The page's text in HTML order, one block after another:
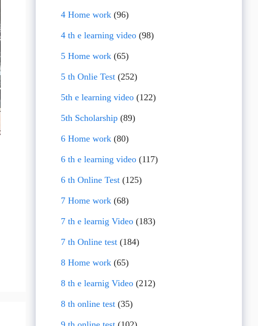
4 Home work(96)
4 th e learning video(98)
5 Home work(65)
5 th Onlie Test(252)
5th e learning video(122)
5th Scholarship(89)
6 Home work(80)
6 th e learning video(117)
6 th Online Test(125)
7 Home work(68)
7 th e learnig Video(183)
7 th Online test(184)
8 Home work(65)
8 th e learnig Video(212)
8 th online test(35)